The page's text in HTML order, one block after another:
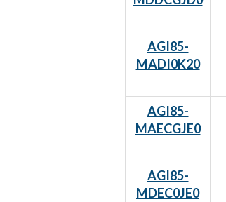
AGI85-
MADI0K20
AGI85-
MAECGJE0
AGI85-
MDEC0JE0